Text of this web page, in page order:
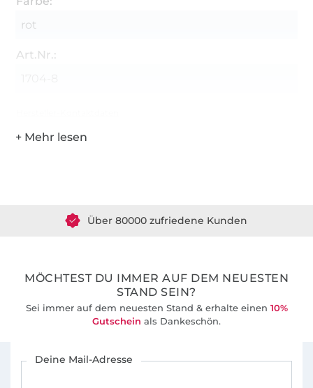
rot
Art.Nr.:
Über 80000 zufriedene Kunden
MÖCHTEST DU IMMER AUF DEM NEUESTEN
STAND SEIN?
Sei immer auf dem neuesten Stand & erhalte einen 10%
Gutschein als Dankeschön.
Deine Mail-Adresse